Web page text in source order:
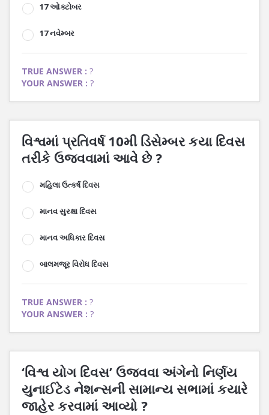
17 ઓક્ટોબર
17 નવેમ્બર
TRUE ANSWER : ?
YOUR ANSWER : ?
વિશ્વમાં પ્રતિવર્ષ 10મી ડિસેમ્બર કયા દિવસ
તરીકે ઉજવવામાં આવે છે ?
મહિલા ઉત્કર્ષ દિવસ
માનવ સુરક્ષા દિવસ
માનવ અધિકાર દિવસ
બાલમજૂર વિરોધ દિવસ
TRUE ANSWER : ?
YOUR ANSWER : ?
‘વિશ્વ યોગ દિવસ’ ઉજવવા અંગેનો નિર્ણય
યુનાઈટેડ નેશન્સની સામાન્ય સભામાં કયારે
જાહેર કરવામાં આવ્યો ?